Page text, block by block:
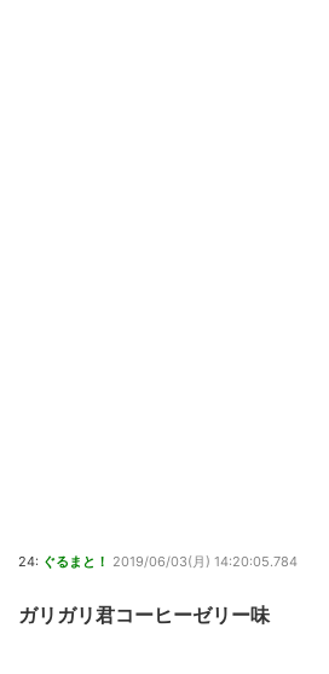
24: ぐるまと！ 2019/06/03(月) 14:20:05.784
ガリガリ君コーヒーゼリー味